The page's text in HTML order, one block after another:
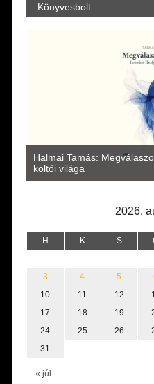
Könyvesbolt
Halmai Tamás:
költői világa
2026.
H K S
« júl
3
4 5
10
11 12
17
18 19
24
25 26
31